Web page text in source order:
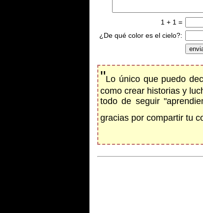
1 + 1 =
¿De qué color es el cielo?:
"Lo único que puedo
como crear historias y
todo de seguir
gracias por compartir tu